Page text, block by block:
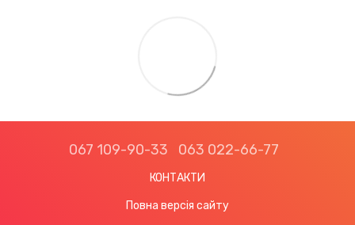
067 109-90-33 063 022-66-77
КОНТАКТИ
Повна версія сайту